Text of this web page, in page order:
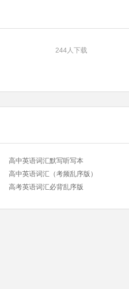
244人下载
高中英语词汇默写听写本
高中英语词汇（考频乱序版）
高考英语词汇必背乱序版